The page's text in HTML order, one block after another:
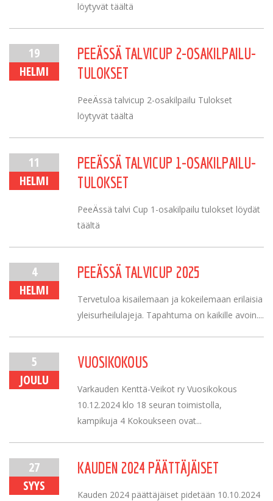
löytyvät täältä
19
HELMI
PEEÄSSÄ TALVICUP 2-OSAKILPAILU-
TULOKSET
PeeÄssä talvicup 2-osakilpailu Tulokset
löytyvät täältä
11
HELMI
PEEÄSSÄ TALVICUP 1-OSAKILPAILU-
TULOKSET
PeeÄssä talvi Cup 1-osakilpailu tulokset löydät
täältä
4
HELMI
PEEÄSSÄ TALVICUP 2025
Tervetuloa kisailemaan ja kokeilemaan erilaisia
yleisurheilulajeja. Tapahtuma on kaikille avoin....
5
JOULU
VUOSIKOKOUS
Varkauden Kenttä-Veikot ry Vuosikokous
10.12.2024 klo 18 seuran toimistolla,
kampikuja 4 Kokoukseen ovat...
27
SYYS
KAUDEN 2024 PÄÄTTÄJÄISET
Kauden 2024 päättäjäiset pidetään 10.10.2024